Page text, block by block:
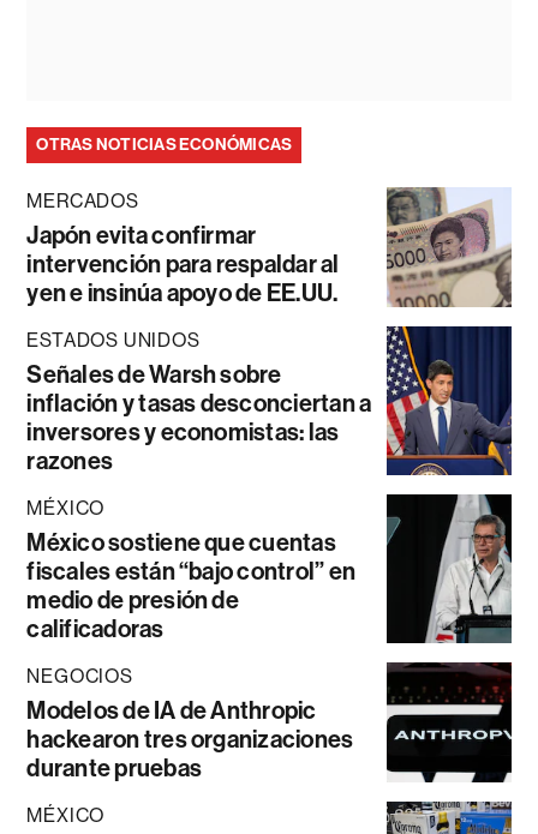
OTRAS NOTICIAS ECONÓMICAS
MERCADOS
Japón evita confirmar
intervención para respaldar al
yen e insinúa apoyo de EE.UU.
ESTADOS UNIDOS
Señales de Warsh sobre
inflación y tasas desconciertan a
inversores y economistas: las
razones
MÉXICO
México sostiene que cuentas
fiscales están “bajo control” en
medio de presión de
calificadoras
NEGOCIOS
Modelos de IA de Anthropic
hackearon tres organizaciones
durante pruebas
MÉXICO